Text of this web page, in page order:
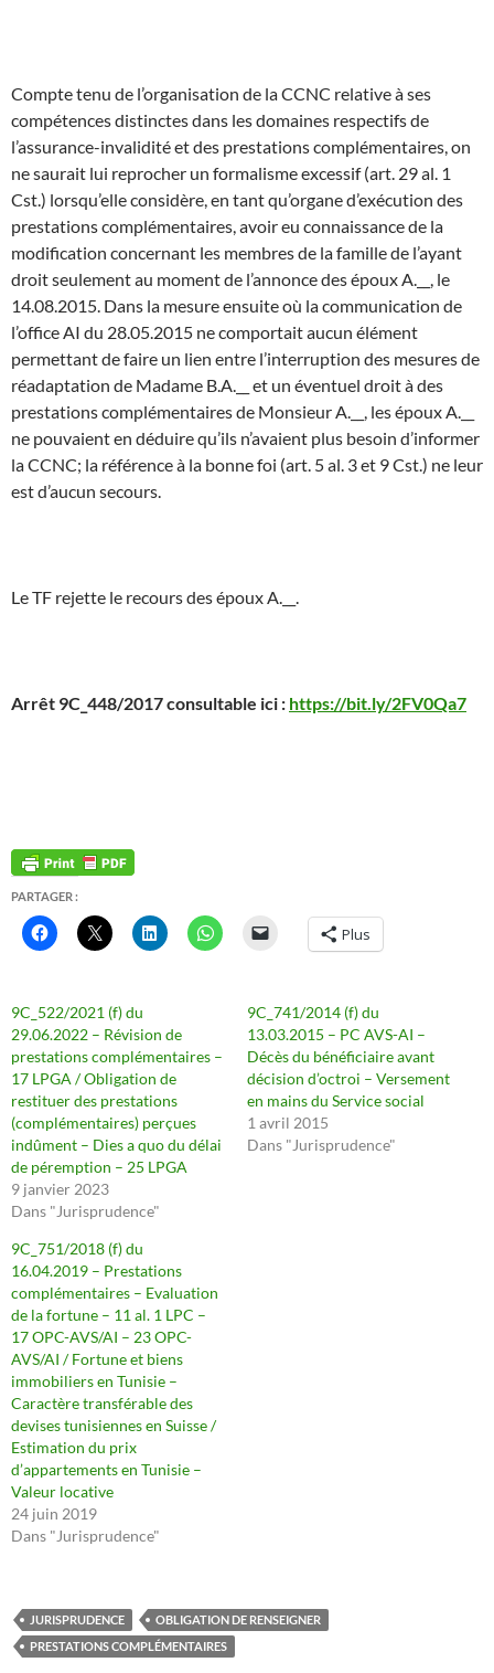
Compte tenu de l’organisation de la CCNC relative à ses
compétences distinctes dans les domaines respectifs de
l’assurance-invalidité et des prestations complémentaires, on
ne saurait lui reprocher un formalisme excessif (art. 29 al. 1
Cst.) lorsqu’elle considère, en tant qu’organe d’exécution des
prestations complémentaires, avoir eu connaissance de la
modification concernant les membres de la famille de l’ayant
droit seulement au moment de l’annonce des époux A.__, le
14.08.2015. Dans la mesure ensuite où la communication de
l’office AI du 28.05.2015 ne comportait aucun élément
permettant de faire un lien entre l’interruption des mesures de
réadaptation de Madame B.A.__ et un éventuel droit à des
prestations complémentaires de Monsieur A.__, les époux A.__
ne pouvaient en déduire qu’ils n’avaient plus besoin d’informer
la CCNC; la référence à la bonne foi (art. 5 al. 3 et 9 Cst.) ne leur
est d’aucun secours.
Le TF rejette le recours des époux A.__.
Arrêt 9C_448/2017 consultable ici : https://bit.ly/2FV0Qa7
PARTAGER :
Plus
9C_522/2021 (f) du
29.06.2022 – Révision de
prestations complémentaires –
17 LPGA / Obligation de
restituer des prestations
(complémentaires) perçues
indûment – Dies a quo du délai
de péremption – 25 LPGA
9 janvier 2023
Dans "Jurisprudence"
9C_741/2014 (f) du
13.03.2015 – PC AVS-AI –
Décès du bénéficiaire avant
décision d’octroi – Versement
en mains du Service social
1 avril 2015
Dans "Jurisprudence"
9C_751/2018 (f) du
16.04.2019 – Prestations
complémentaires – Evaluation
de la fortune – 11 al. 1 LPC –
17 OPC-AVS/AI – 23 OPC-
AVS/AI / Fortune et biens
immobiliers en Tunisie –
Caractère transférable des
devises tunisiennes en Suisse /
Estimation du prix
d’appartements en Tunisie –
Valeur locative
24 juin 2019
Dans "Jurisprudence"
JURISPRUDENCE
OBLIGATION DE RENSEIGNER
PRESTATIONS COMPLÉMENTAIRES